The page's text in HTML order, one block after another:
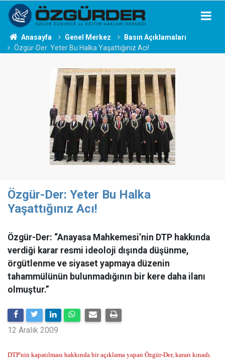
Anasayfa Genel Merkez
Basın Açıklamaları
Özgür-Der: Yeter Bu Halka Yaşattığınız Acı!
Özgür-Der: Yeter Bu Halka
Yaşattığınız Acı!
Özgür-Der: “Anayasa Mahkemesi’nin DTP hakkında
verdiği karar resmi ideoloji dışında düşünme,
örgütlenme ve siyaset yapmaya düzenin
tahammülünün bulunmadığının bir kere daha ilanı
olmuştur.”
12 Aralık 2009
DTP'nin kapatılması hakkında bir açıklama yapan Özgür-Der, kararı kınadı.